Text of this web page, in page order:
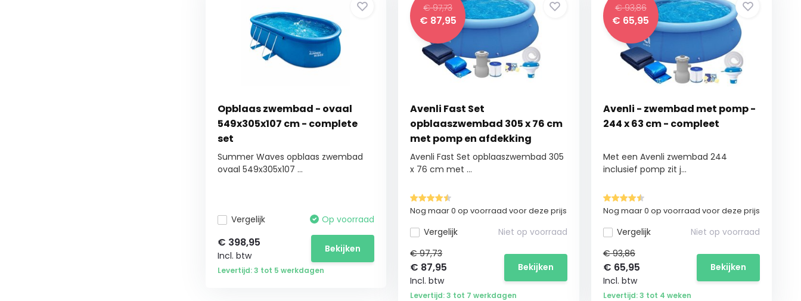
Opblaas zwembad - ovaal
549x305x107 cm - complete
set
Summer Waves opblaas zwembad
ovaal 549x305x107 ...
Vergelijk Op voorraad
€ 398,95
Incl. btw
Bekijken
Levertijd: 3 tot 5 werkdagen
€ 97,73
€ 87,95
Avenli Fast Set
opblaaszwembad 305 x 76 cm
met pomp en afdekking
Avenli Fast Set opblaaszwembad 305
x 76 cm met ...
Nog maar 0 op voorraad voor deze prijs
Vergelijk
Niet op voorraad
€ 97,73
€ 87,95
Incl. btw
Bekijken
Levertijd: 3 tot 7 werkdagen
€ 93,86
€ 65,95
Avenli - zwembad met pomp -
244 x 63 cm - compleet
Met een Avenli zwembad 244
inclusief pomp zit j...
Nog maar 0 op voorraad voor deze prijs
Vergelijk
Niet op voorraad
€ 93,86
€ 65,95
Incl. btw
Bekijken
Levertijd: 3 tot 4 weken